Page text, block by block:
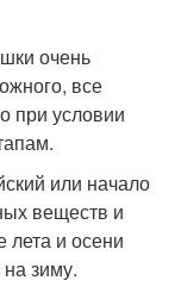
очень
все
при условии
или начало
веществ и
лета и осени
зиму.